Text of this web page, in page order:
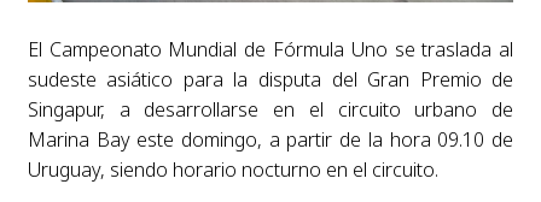
El Campeonato Mundial de Fórmula Uno se traslada al
sudeste asiático para la disputa del Gran Premio de
Singapur, a desarrollarse en el circuito urbano de
Marina Bay este domingo, a partir de la hora 09.10 de
Uruguay, siendo horario nocturno en el circuito.